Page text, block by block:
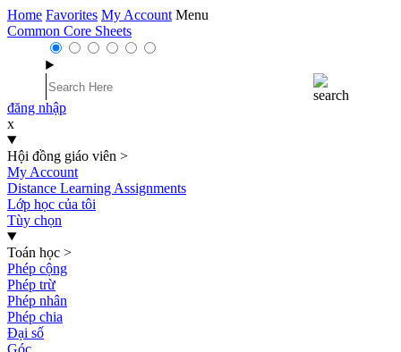
Home Favorites My Account Menu
Common Core Sheets
đăng nhập
x
Hội đồng giáo viên >
My Account
Distance Learning Assignments
Lớp học của tôi
Tùy chọn
Toán học >
Phép cộng
Phép trừ
Phép nhân
Phép chia
Đại số
Góc